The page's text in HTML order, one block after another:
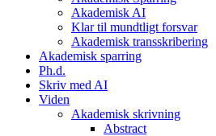
Akademisk AI
Klar til mundtligt forsvar
Akademisk transskribering
Akademisk sparring
Ph.d.
Skriv med AI
Viden
Akademisk skrivning
Abstract